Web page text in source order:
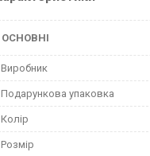
ОСНОВНІ
Виробник
Подарункова упаковка
Колір
Розмір